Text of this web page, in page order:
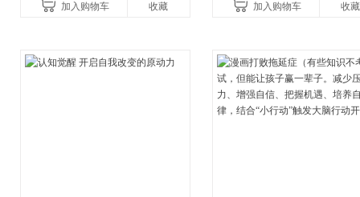
加入购物车 收藏
加入购物车
收藏